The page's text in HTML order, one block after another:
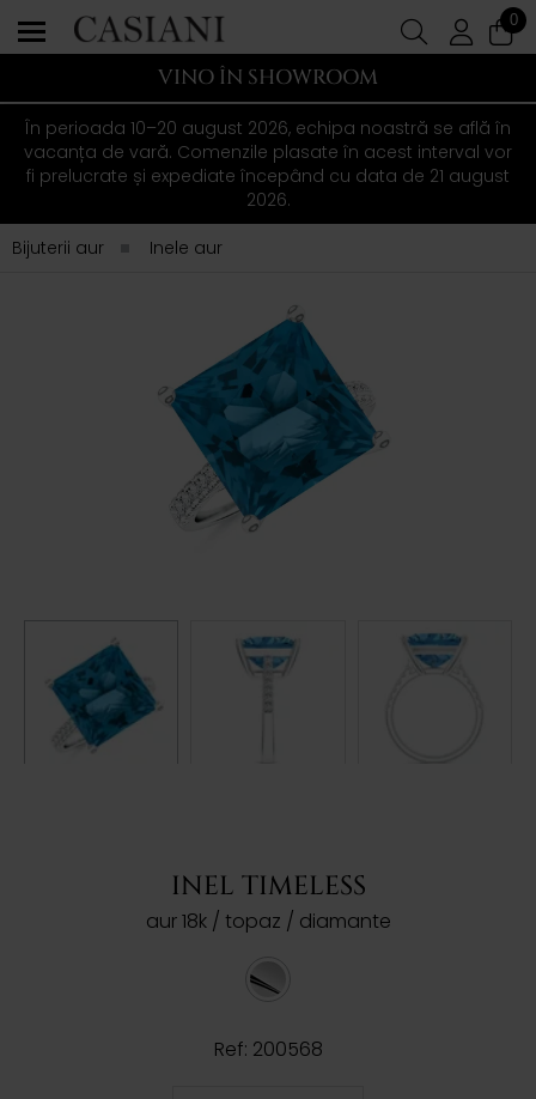
0
VINO ÎN SHOWROOM
În perioada 10–20 august 2026, echipa noastră se află în
vacanța de vară. Comenzile plasate în acest interval vor
fi prelucrate și expediate începând cu data de 21 august
2026.
Bijuterii aur
Inele aur
INEL TIMELESS
aur 18k / topaz / diamante
Ref: 200568